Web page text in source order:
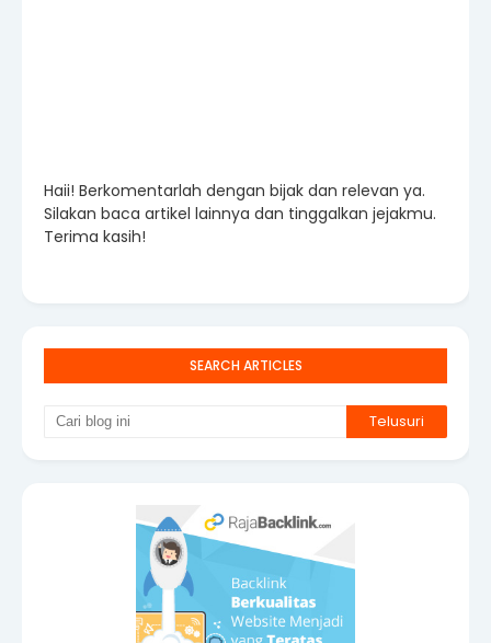
Haii! Berkomentarlah dengan bijak dan relevan ya.
Silakan baca artikel lainnya dan tinggalkan jejakmu.
Terima kasih!
SEARCH ARTICLES